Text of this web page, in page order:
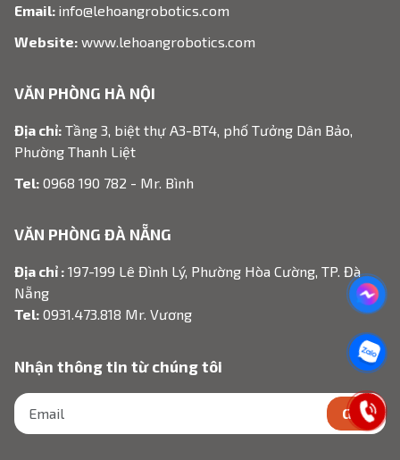
Email: info@lehoangrobotics.com
Website: www.lehoangrobotics.com
VĂN PHÒNG HÀ NỘI
Địa chỉ: Tầng 3, biệt thự A3-BT4, phố Tưởng Dân Bảo,
Phường Thanh Liệt
Tel: 0968 190 782 - Mr. Bình
VĂN PHÒNG ĐÀ NẴNG
Địa chỉ : 197-199 Lê Đình Lý, Phường Hòa Cường, TP. Đà
Nẵng
Tel: 0931.473.818 Mr. Vương
Nhận thông tin từ chúng tôi
GỬI